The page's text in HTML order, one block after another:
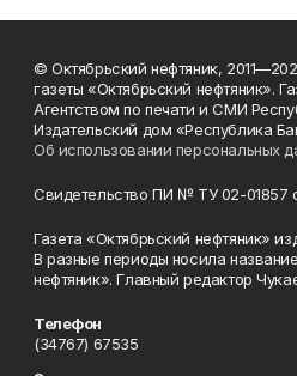
© Октябрьский нефтяник,
газеты «Октябрьский нефтяник».
Агентством по печати и СМИ
Издательский дом «Республика
Об использовании персональных
Свидетельство ПИ № ТУ 02-01857
Газета «Октябрьский нефтяник»
В разные периоды носила
нефтяник». Главный редактор
Телефон
(34767) 67535